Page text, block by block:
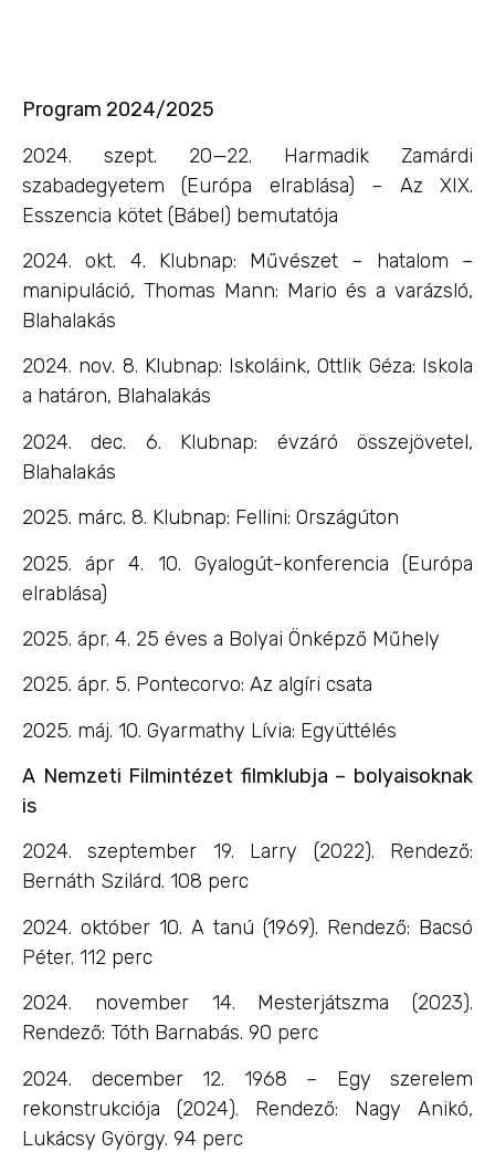
Program 2024/2025
2024. szept. 20—22. Harmadik Zamárdi
szabadegyetem (Európa elrablása) – Az XIX.
Esszencia kötet (Bábel) bemutatója
2024. okt. 4. Klubnap: Művészet – hatalom –
manipuláció, Thomas Mann: Mario és a varázsló,
Blahalakás
2024. nov. 8. Klubnap: Iskoláink, Ottlik Géza: Iskola
a határon, Blahalakás
2024. dec. 6. Klubnap: évzáró összejövetel,
Blahalakás
2025. márc. 8. Klubnap: Fellini: Országúton
2025. ápr 4. 10. Gyalogút-konferencia (Európa
elrablása)
2025. ápr. 4. 25 éves a Bolyai Önképző Műhely
2025. ápr. 5. Pontecorvo: Az algíri csata
2025. máj. 10. Gyarmathy Lívia: Együttélés
A Nemzeti Filmintézet filmklubja – bolyaisoknak
is
2024. szeptember 19. Larry (2022). Rendező:
Bernáth Szilárd. 108 perc
2024. október 10. A tanú (1969). Rendező: Bacsó
Péter. 112 perc
2024. november 14. Mesterjátszma (2023).
Rendező: Tóth Barnabás. 90 perc
2024. december 12. 1968 – Egy szerelem
rekonstrukciója (2024). Rendező: Nagy Anikó,
Lukácsy György. 94 perc